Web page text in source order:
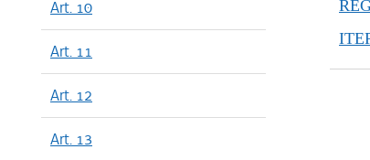
Art. 10
Art. 11
Art. 12
Art. 13